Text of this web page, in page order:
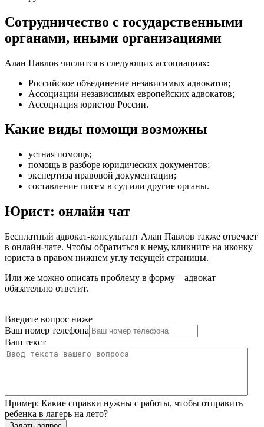
Сотрудничество с государственными
органами, иными организациями
Алан Павлов числится в следующих ассоциациях:
Российское объединение независимых адвокатов;
Ассоциации независимых европейских адвокатов;
Ассоциация юристов России.
Какие виды помощи возможны
устная помощь;
помощь в разборе юридических документов;
экспертиза правовой документации;
составление писем в суд или другие органы.
Юрист: онлайн чат
Бесплатный адвокат-консультант Алан Павлов также отвечает
в онлайн-чате. Чтобы обратиться к нему, кликните на иконку
юриста в правом нижнем углу текущей страницы.
Или же можно описать проблему в форму – адвокат
обязательно ответит.
Введите вопрос ниже
Ваш номер телефона
Ваш текст
Пример: Какие справки нужны с работы, чтобы отправить
ребенка в лагерь на лето?